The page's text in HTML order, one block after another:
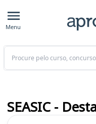
Menu
Buscar
SEASIC -